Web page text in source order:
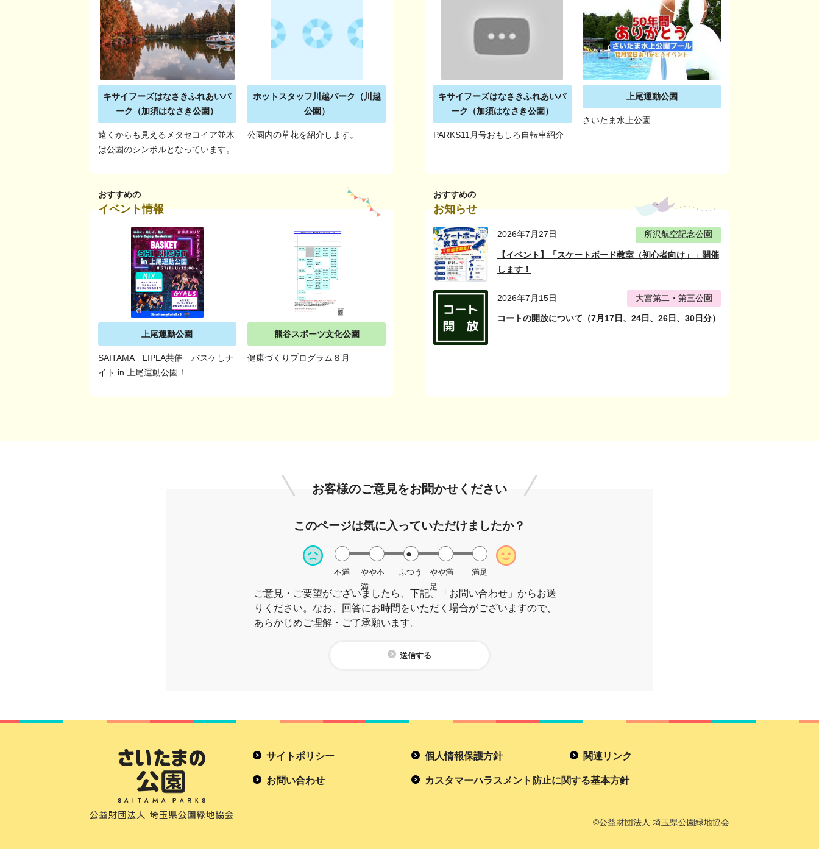
キサイフーズはなさきふれあいパ
ーク（加須はなさき公園）
遠くからも見えるメタセコイア並木
は公園のシンボルとなっています。
ホットスタッフ川越パーク（川越
公園）
公園内の草花を紹介します。
キサイフーズはなさきふれあいパ
ーク（加須はなさき公園）
PARKS11月号おもしろ自転車紹介
上尾運動公園
さいたま水上公園
おすすめの
イベント情報
上尾運動公園
SAITAMA LIPLA共催 バスケしナ
イト in 上尾運動公園！
熊谷スポーツ文化公園
健康づくりプログラム８月
おすすめの
お知らせ
2026年7月27日 所沢航空記念公園
【イベント】「スケートボード教室（初心者向け」」開催
します！
2026年7月15日 大宮第二・第三公園
コートの開放について（7月17日、24日、26日、30日分）
お客様のご意見をお聞かせください
このページは気に入っていただけましたか？
不満
やや不
満
ふつう
やや満
足
満足
ご意見・ご要望がございましたら、下記、「お問い合わせ」からお送
りください。なお、回答にお時間をいただく場合がございますので、
あらかじめご理解・ご了承願います。
送信する
サイトポリシー 個人情報保護方針 関連リンク
お問い合わせ カスタマーハラスメント防止に関する基本方針
©公益財団法人 埼玉県公園緑地協会